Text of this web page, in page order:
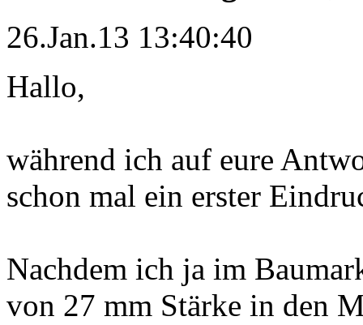
26.Jan.13 13:40:40
Hallo,
während ich auf eure
schon mal ein erster
Nachdem ich ja im
von 27 mm Stärke in den